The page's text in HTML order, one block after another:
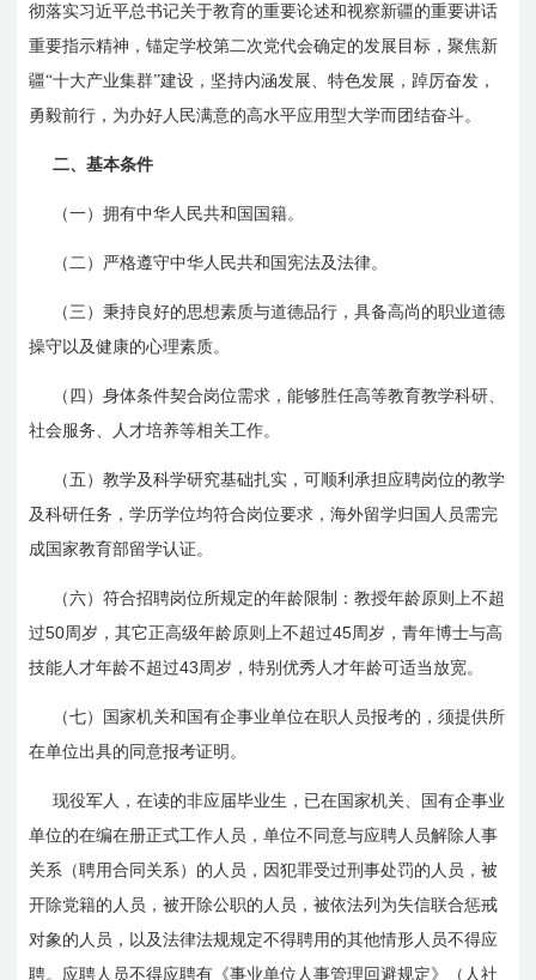
彻落实习近平总书记关于教育的重要论述和视察新疆的重要讲话
重要指示精神，锚定学校第二次党代会确定的发展目标，聚焦新
疆“十大产业集群”建设，坚持内涵发展、特色发展，踔厉奋发，
勇毅前行，为办好人民满意的高水平应用型大学而团结奋斗。
二、基本条件
（一）拥有中华人民共和国国籍。
（二）严格遵守中华人民共和国宪法及法律。
（三）秉持良好的思想素质与道德品行，具备高尚的职业道德
操守以及健康的心理素质。
（四）身体条件契合岗位需求，能够胜任高等教育教学科研、
社会服务、人才培养等相关工作。
（五）教学及科学研究基础扎实，可顺利承担应聘岗位的教学
及科研任务，学历学位均符合岗位要求，海外留学归国人员需完
成国家教育部留学认证。
（六）符合招聘岗位所规定的年龄限制：教授年龄原则上不超
过50周岁，其它正高级年龄原则上不超过45周岁，青年博士与高
技能人才年龄不超过43 周岁，特别优秀人才年龄可适当放宽。
（七）国家机关和国有企事业单位在职人员报考的，须提供所
在单位出具的同意报考证明。
现役军人，在读的非应届毕业生，已在国家机关、国有企事业
单位的在编在册正式工作人员，单位不同意与应聘人员解除人事
关系（聘用合同关系）的人员，因犯罪受过刑事处罚的人员，被
开除党籍的人员，被开除公职的人员，被依法列为失信联合惩戒
对象的人员，以及法律法规规定不得聘用的其他情形人员不得应
聘。应聘人员不得应聘有《事业单位人事管理回避规定》（人社